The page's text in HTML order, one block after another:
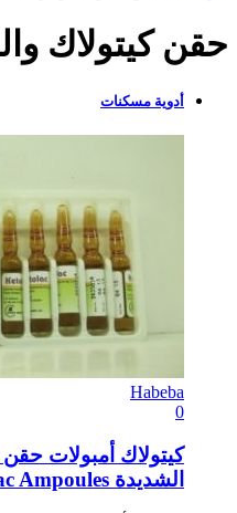
حقن كيتولاك
أدوية مسكنات
Habeba
0
كيتولاك أمبولات حقن
الشديدة Ketolac Ampoules